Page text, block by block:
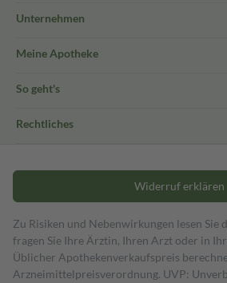
Unternehmen
Meine Apotheke
So geht's
Rechtliches
Widerruf erklären
Zu Risiken und Nebenwirkungen lesen Sie
fragen Sie Ihre Ärztin, Ihren Arzt oder in
Üblicher Apothekenverkaufspreis
Arzneimittelpreisverordnung. UVP: